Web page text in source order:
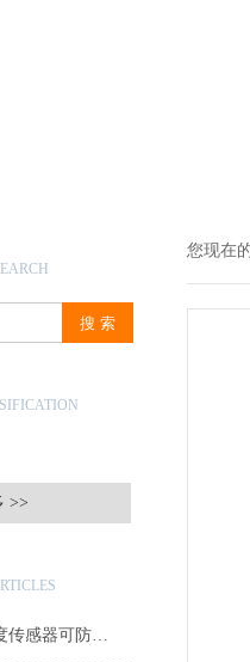
>>
毕业生劳累猝死 温度传感器可防高温作业
您现在